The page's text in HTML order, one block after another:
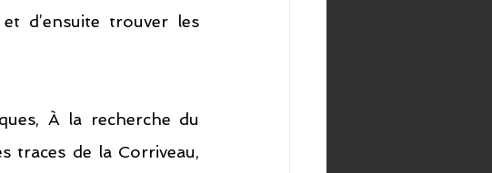
d’ensuite trouver les
À la recherche du
traces de la Corriveau,